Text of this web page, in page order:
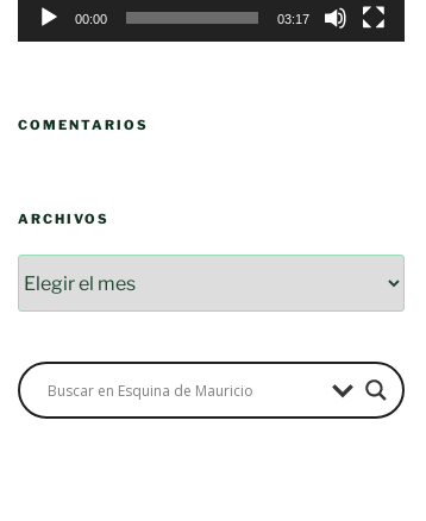
00:00 03:17
COMENTARIOS
ARCHIVOS